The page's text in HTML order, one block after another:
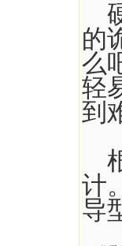
的
么
轻
到
计
导